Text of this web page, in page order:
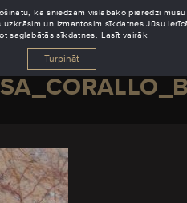
ka sniedzam vislabāko pieredzi
un izmantosim sīkdatnes Jūsu
saglabātās sīkdatnes. Lasīt vairāk
Turpināt